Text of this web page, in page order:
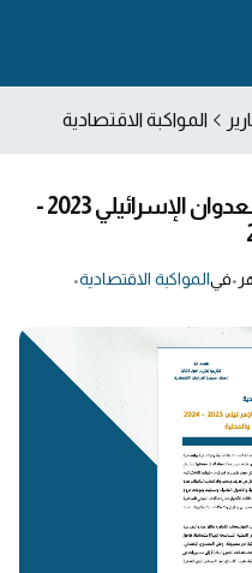
المواكبة الاقتصادية
خسائر لبنان الاقتصادية بعد العدوان الإسرائيلي 2023 -
•فيالمواكبة الاقتصادية•